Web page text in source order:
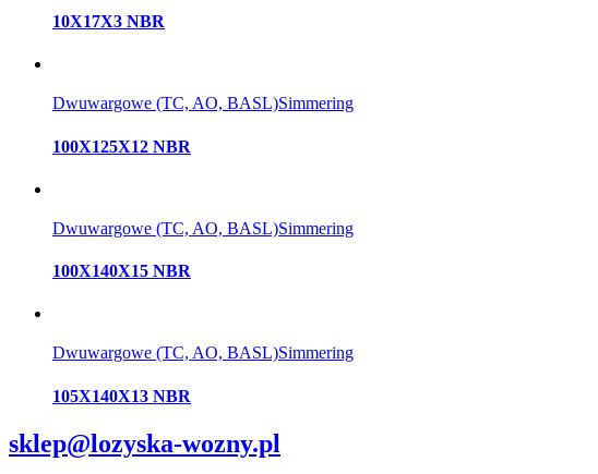
10X17X3 NBR
Dwuwargowe (TC, AO, BASL)Simmering
100X125X12 NBR
Dwuwargowe (TC, AO, BASL)Simmering
100X140X15 NBR
Dwuwargowe (TC, AO, BASL)Simmering
105X140X13 NBR
sklep@lozyska-wozny.pl